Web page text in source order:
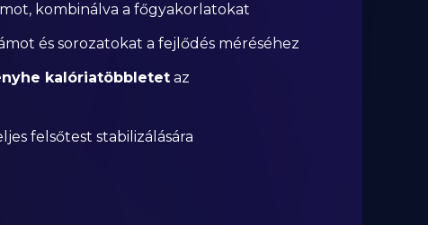
kombinálva a főgyakorlatokat
és sorozatokat a fejlődés méréséhez
kalóriatöbbletetaz
felsőtest stabilizálására